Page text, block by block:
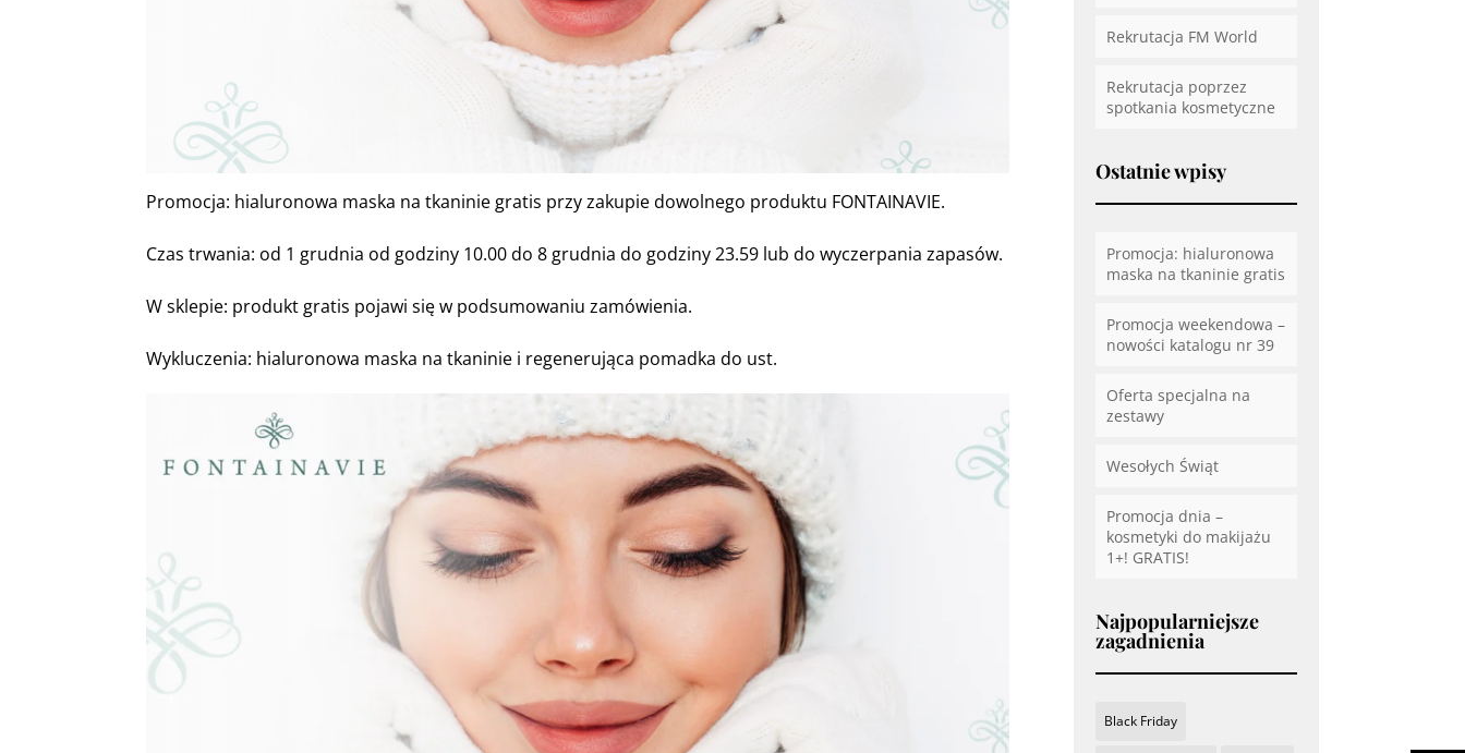
Promocja: hialuronowa maska na tkaninie gratis przy zakupie dowolnego produktu FONTAINAVIE.
Czas trwania: od 1 grudnia od godziny 10.00 do 8 grudnia do godziny 23.59 lub do wyczerpania zapasów.
W sklepie: produkt gratis pojawi się w podsumowaniu zamówienia.
Wykluczenia: hialuronowa maska na tkaninie i regenerująca pomadka do ust.
Rekrutacja FM World
Rekrutacja poprzez
spotkania kosmetyczne
Ostatnie wpisy
Promocja: hialuronowa
maska na tkaninie gratis
Promocja weekendowa –
nowości katalogu nr 39
Oferta specjalna na
zestawy
Wesołych Świąt
Promocja dnia –
kosmetyki do makijażu
1+! GRATIS!
Najpopularniejsze
zagadnienia
Black Friday